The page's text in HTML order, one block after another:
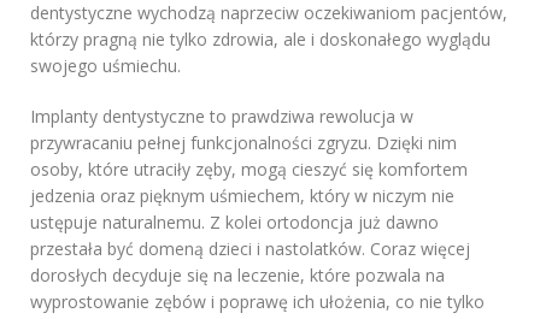
dentystyczne wychodzą naprzeciw oczekiwaniom pacjentów,
którzy pragną nie tylko zdrowia, ale i doskonałego wyglądu
swojego uśmiechu.
Implanty dentystyczne to prawdziwa rewolucja w
przywracaniu pełnej funkcjonalności zgryzu. Dzięki nim
osoby, które utraciły zęby, mogą cieszyć się komfortem
jedzenia oraz pięknym uśmiechem, który w niczym nie
ustępuje naturalnemu. Z kolei ortodoncja już dawno
przestała być domeną dzieci i nastolatków. Coraz więcej
dorosłych decyduje się na leczenie, które pozwala na
wyprostowanie zębów i poprawę ich ułożenia, co nie tylko